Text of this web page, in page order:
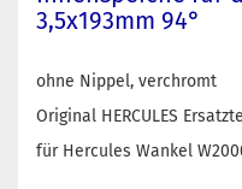
3,5x193mm 94°
ohne Nippel, verchromt
Original HERCULES
für Hercules Wankel